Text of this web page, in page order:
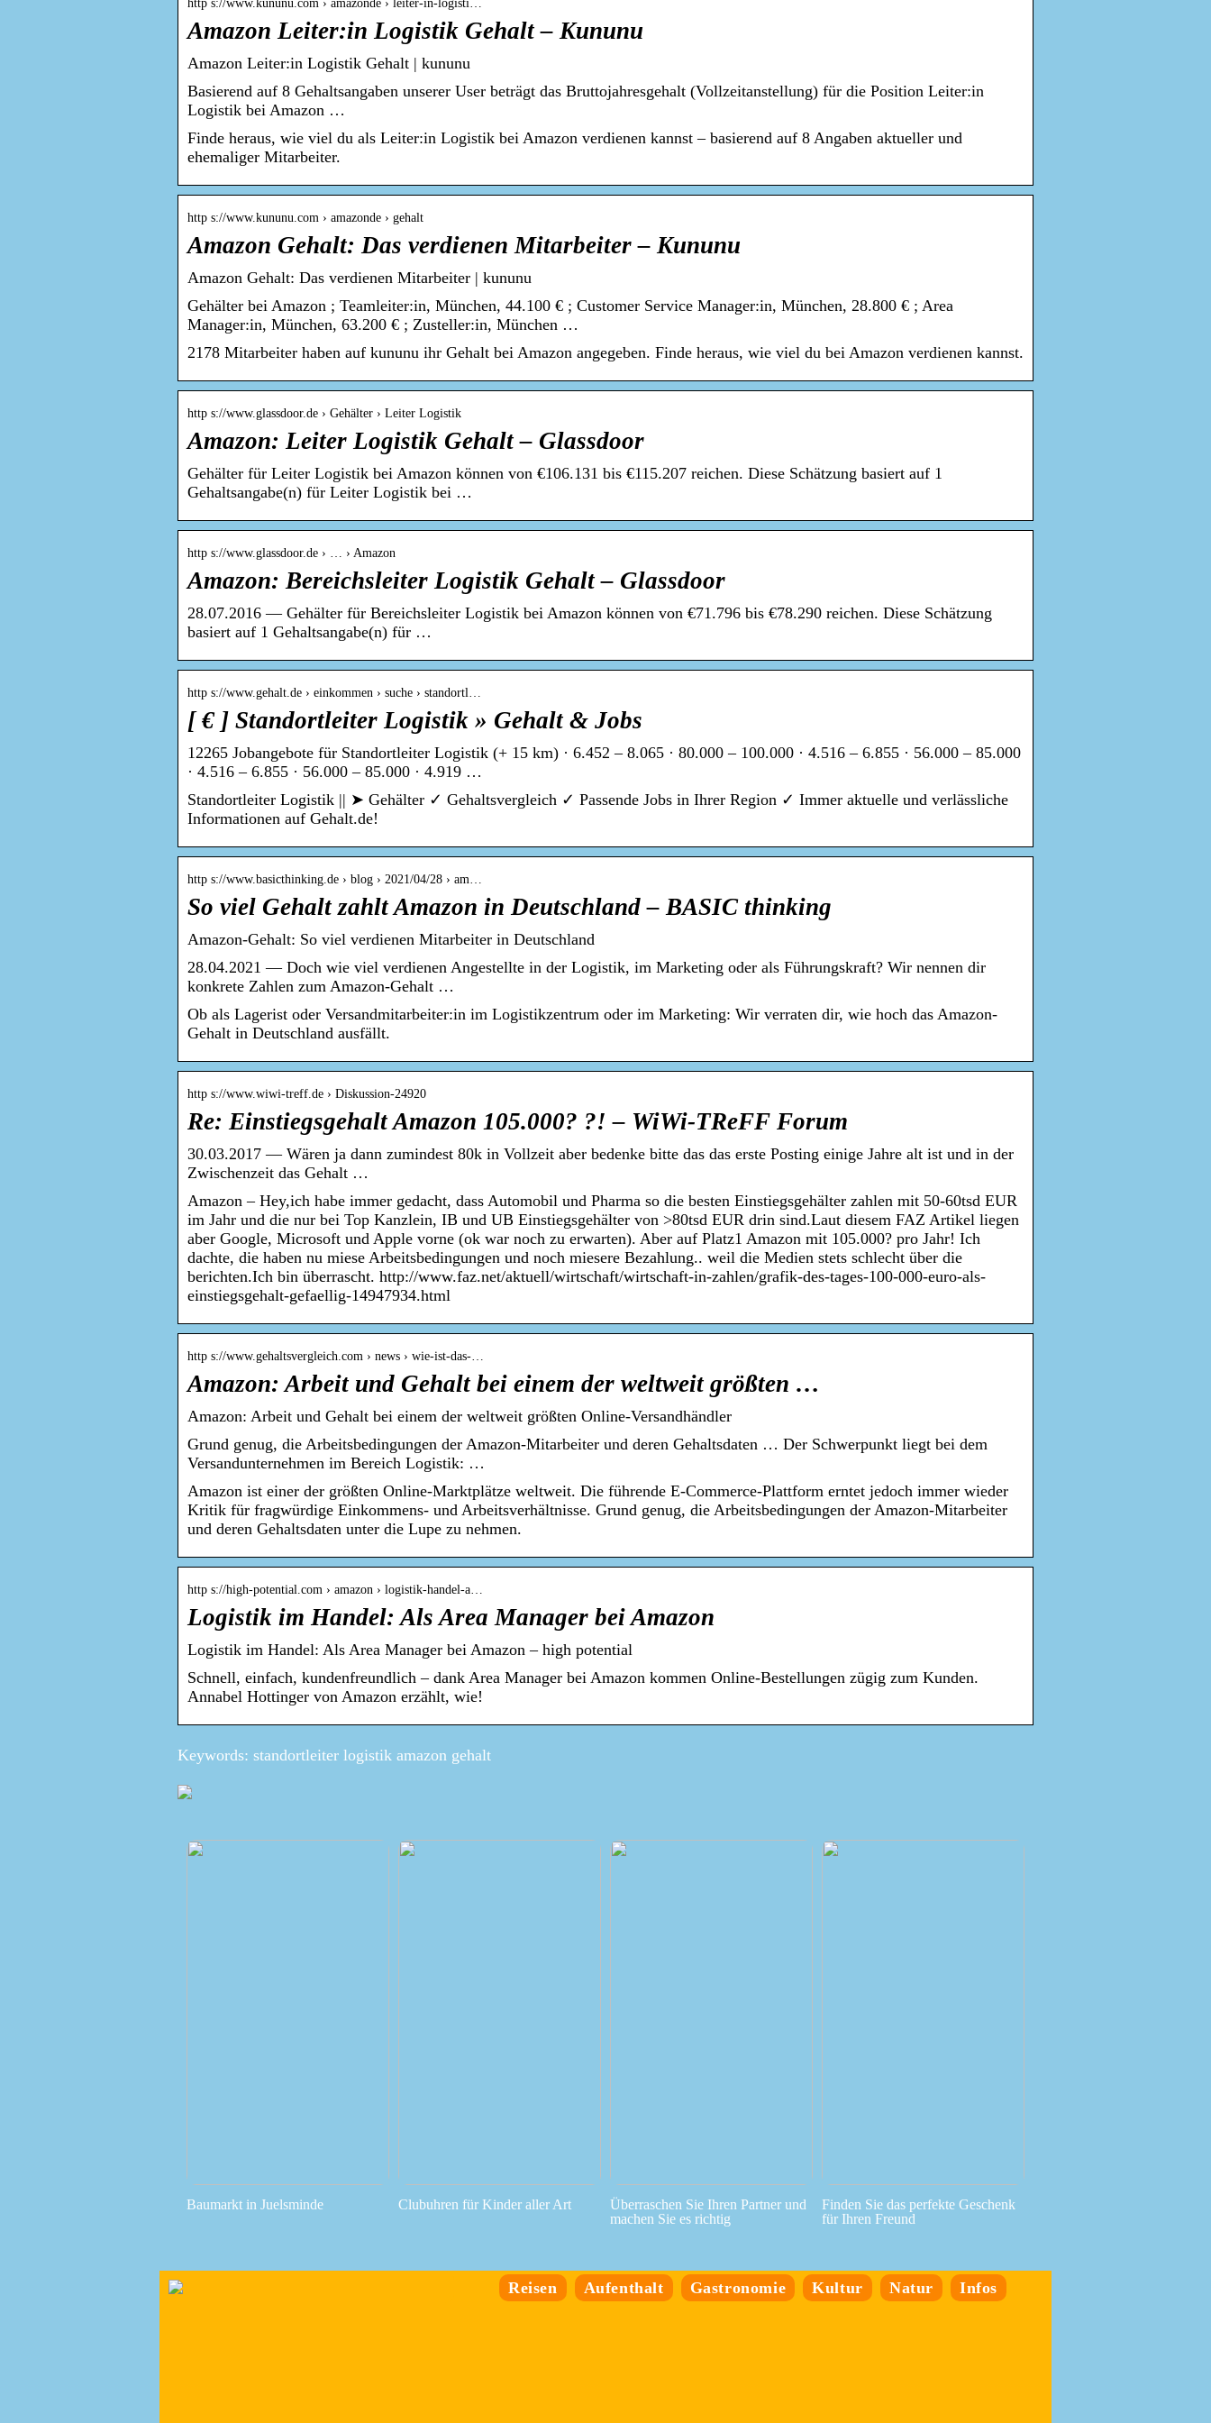
http s://www.kununu.com › amazonde › leiter-in-logisti…
Amazon Leiter:in Logistik Gehalt – Kununu
Amazon Leiter:in Logistik Gehalt | kununu
Basierend auf 8 Gehaltsangaben unserer User beträgt das Bruttojahresgehalt (Vollzeitanstellung) für die Position Leiter:in
Logistik bei Amazon …
Finde heraus, wie viel du als Leiter:in Logistik bei Amazon verdienen kannst – basierend auf 8 Angaben aktueller und
ehemaliger Mitarbeiter.
http s://www.kununu.com › amazonde › gehalt
Amazon Gehalt: Das verdienen Mitarbeiter – Kununu
Amazon Gehalt: Das verdienen Mitarbeiter | kununu
Gehälter bei Amazon ; Teamleiter:in, München, 44.100 € ; Customer Service Manager:in, München, 28.800 € ; Area
Manager:in, München, 63.200 € ; Zusteller:in, München …
2178 Mitarbeiter haben auf kununu ihr Gehalt bei Amazon angegeben. Finde heraus, wie viel du bei Amazon verdienen kannst.
http s://www.glassdoor.de › Gehälter › Leiter Logistik
Amazon: Leiter Logistik Gehalt – Glassdoor
Gehälter für Leiter Logistik bei Amazon können von €106.131 bis €115.207 reichen. Diese Schätzung basiert auf 1
Gehaltsangabe(n) für Leiter Logistik bei …
http s://www.glassdoor.de › … › Amazon
Amazon: Bereichsleiter Logistik Gehalt – Glassdoor
28.07.2016 — Gehälter für Bereichsleiter Logistik bei Amazon können von €71.796 bis €78.290 reichen. Diese Schätzung
basiert auf 1 Gehaltsangabe(n) für …
http s://www.gehalt.de › einkommen › suche › standortl…
[ € ] Standortleiter Logistik » Gehalt & Jobs
12265 Jobangebote für Standortleiter Logistik (+ 15 km) · 6.452 – 8.065 · 80.000 – 100.000 · 4.516 – 6.855 · 56.000 – 85.000
· 4.516 – 6.855 · 56.000 – 85.000 · 4.919 …
Standortleiter Logistik || ➤ Gehälter ✓ Gehaltsvergleich ✓ Passende Jobs in Ihrer Region ✓ Immer aktuelle und verlässliche
Informationen auf Gehalt.de!
http s://www.basicthinking.de › blog › 2021/04/28 › am…
So viel Gehalt zahlt Amazon in Deutschland – BASIC thinking
Amazon-Gehalt: So viel verdienen Mitarbeiter in Deutschland
28.04.2021 — Doch wie viel verdienen Angestellte in der Logistik, im Marketing oder als Führungskraft? Wir nennen dir
konkrete Zahlen zum Amazon-Gehalt …
Ob als Lagerist oder Versandmitarbeiter:in im Logistikzentrum oder im Marketing: Wir verraten dir, wie hoch das Amazon-
Gehalt in Deutschland ausfällt.
http s://www.wiwi-treff.de › Diskussion-24920
Re: Einstiegsgehalt Amazon 105.000? ?! – WiWi-TReFF Forum
30.03.2017 — Wären ja dann zumindest 80k in Vollzeit aber bedenke bitte das das erste Posting einige Jahre alt ist und in der
Zwischenzeit das Gehalt …
Amazon – Hey,ich habe immer gedacht, dass Automobil und Pharma so die besten Einstiegsgehälter zahlen mit 50-60tsd EUR
im Jahr und die nur bei Top Kanzlein, IB und UB Einstiegsgehälter von >80tsd EUR drin sind.Laut diesem FAZ Artikel liegen
aber Google, Microsoft und Apple vorne (ok war noch zu erwarten). Aber auf Platz1 Amazon mit 105.000? pro Jahr! Ich
dachte, die haben nu miese Arbeitsbedingungen und noch miesere Bezahlung.. weil die Medien stets schlecht über die
berichten.Ich bin überrascht. http://www.faz.net/aktuell/wirtschaft/wirtschaft-in-zahlen/grafik-des-tages-100-000-euro-als-
einstiegsgehalt-gefaellig-14947934.html
http s://www.gehaltsvergleich.com › news › wie-ist-das-…
Amazon: Arbeit und Gehalt bei einem der weltweit größten …
Amazon: Arbeit und Gehalt bei einem der weltweit größten Online-Versandhändler
Grund genug, die Arbeitsbedingungen der Amazon-Mitarbeiter und deren Gehaltsdaten … Der Schwerpunkt liegt bei dem
Versandunternehmen im Bereich Logistik: …
Amazon ist einer der größten Online-Marktplätze weltweit. Die führende E-Commerce-Plattform erntet jedoch immer wieder
Kritik für fragwürdige Einkommens- und Arbeitsverhältnisse. Grund genug, die Arbeitsbedingungen der Amazon-Mitarbeiter
und deren Gehaltsdaten unter die Lupe zu nehmen.
http s://high-potential.com › amazon › logistik-handel-a…
Logistik im Handel: Als Area Manager bei Amazon
Logistik im Handel: Als Area Manager bei Amazon – high potential
Schnell, einfach, kundenfreundlich – dank Area Manager bei Amazon kommen Online-Bestellungen zügig zum Kunden.
Annabel Hottinger von Amazon erzählt, wie!
Keywords: standortleiter logistik amazon gehalt
Baumarkt in Juelsminde Clubuhren für Kinder aller Art
Überraschen Sie Ihren Partner und
machen Sie es richtig
Finden Sie das perfekte Geschenk
für Ihren Freund
Reisen Aufenthalt Gastronomie Kultur Natur Infos